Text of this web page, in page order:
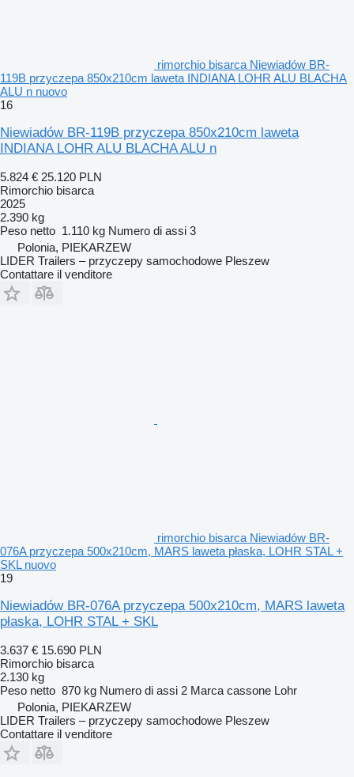
rimorchio bisarca Niewiadów BR-
119B przyczepa 850x210cm laweta INDIANA LOHR ALU BLACHA
ALU n nuovo
16
Niewiadów BR-119B przyczepa 850x210cm laweta
INDIANA LOHR ALU BLACHA ALU n
5.824 € 25.120 PLN
Rimorchio bisarca
2025
2.390 kg
Peso netto 1.110 kg Numero di assi 3
Polonia, PIEKARZEW
LIDER Trailers – przyczepy samochodowe Pleszew
Contattare il venditore
rimorchio bisarca Niewiadów BR-
076A przyczepa 500x210cm, MARS laweta płaska, LOHR STAL +
SKL nuovo
19
Niewiadów BR-076A przyczepa 500x210cm, MARS laweta
płaska, LOHR STAL + SKL
3.637 € 15.690 PLN
Rimorchio bisarca
2.130 kg
Peso netto 870 kg Numero di assi 2 Marca cassone Lohr
Polonia, PIEKARZEW
LIDER Trailers – przyczepy samochodowe Pleszew
Contattare il venditore